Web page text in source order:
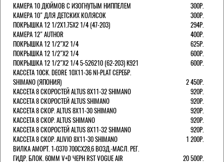
КАМЕРА 10 ДЮЙМОВ С ИЗОГНУТЫМ НИППЕЛЕМ
300Р.
КАМЕРА 10" ДЛЯ ДЕТСКИХ КОЛЯСОК
300Р.
ПОКРЫШКА 12 1/2X1.75X2 1/4 (47-203)
294Р.
КАМЕРА 12" AUTHOR
400Р.
ПОКРЫШКА 12 1/2"Х2 1/4
625Р.
ПОКРЫШКА 12 1/2"Х2 1/4
600Р.
ПОКРЫШКА 12 1/2"Х2 1/4 5-526210 (62-203) K921
600Р.
КАССЕТА 10СК. DEORE 10Х11-36 NI-PLAT СЕРЕБР.
SHIMANO (ЯПОНИЯ)
2 450Р.
КАССЕТА 8 СКОРОСТЕЙ ALTUS 8Х11-32 SHIMANO
920Р.
КАССЕТА 8 СКОРОСТЕЙ ALTUS SHIMANO
920Р.
КАССЕТА 8 СКОР. ALTUS 8Х11-30 SHIMANO
920Р.
КАССЕТА 8 СКОР. ALTUS SHIMANO
920Р.
КАССЕТА 8 СКОРОСТЕЙ ALTUS 8Х11-32 SHIMANO
920Р.
КАССЕТА 8 СКОР. ALIVIO 8Х11-30 SHIMANO
1 200Р.
ВИЛКА АМОРТ. 1-0370 700СХ28,6 ВОЗД.-МАСЛ. РЕГ.
ГИДР. БЛОК. 60ММ V+D ЧЕРН RST VOGUE AIR
20 500Р.